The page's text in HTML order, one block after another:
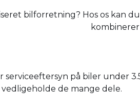
bilforretning? Hos os kan
serviceeftersyn på biler
de mange dele.